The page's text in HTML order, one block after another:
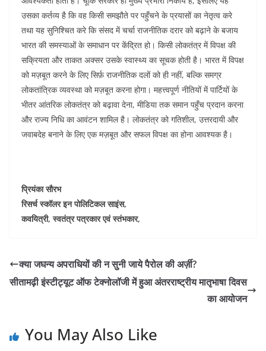
उसका कर्तव्य है कि वह किसी समझौते पर पहुँचने के प्रयासों का नेतृत्व करे
तथा यह सुनिश्चित करे कि संसद में चर्चा राजनीतिक दरार को बढ़ाने के बजाय
भारत की समस्याओं के समाधान पर केंद्रित हो। किसी लोकतंत्र में विपक्ष की
सक्रियता और ताकत अक्सर उसके स्वास्थ्य का सूचक होती है। भारत में विपक्ष
को मज़बूत करने के लिए सिर्फ़ राजनीतिक दलों को ही नहीं, बल्कि समग्र
लोकतांत्रिक व्यवस्था को मज़बूत करना होगा। महत्त्वपूर्ण नीतियों में पार्टियों के
भीतर आंतरिक लोकतंत्र को बढ़ावा देना, मीडिया तक समान पहुँच प्रदान करना
और राज्य निधि का आवंटन शामिल है। लोकतंत्र को गतिशील, उत्तरदायी और
जवाबदेह बनाने के लिए एक मज़बूत और सफल विपक्ष का होना आवश्यक है।
प्रियंका सौरभ
रिसर्च स्कॉलर इन पोलिटिकल साइंस,
कवयित्री, स्वतंत्र पत्रकार एवं स्तंभकार,
क्या जघन्य अपराधियों की न सुनी जाये पैरोल की अर्ज़ी?
सीतामढ़ी इंस्टीट्यूट ऑफ टेक्नोलॉजी में हुआ अंतरराष्ट्रीय मातृभाषा दिवस
का आयोजन
You May Also Like